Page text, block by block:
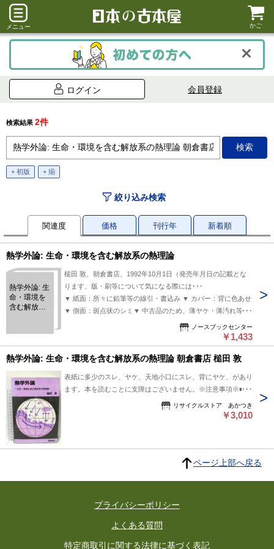
メニュー かご
ログイン 会員登録
検索結果 2件
+ 初版 + 揃
絞り込み検索
関連度 価格 刊行年 新着順
熱学外論: 生命・環境を含む解放系の熱理論
熱学外論: 生
命・環境を
含む解放系
槌田 敦、朝倉書店、1992年10月1日（発売年月日の記載とな
ります、版・刷等について気になる際には･･･
▼ 紙面：所々に鉛筆等の線引・書込み ▼ カバー：背に色あせ
▼ 側面：斑点状のシミ▼ 中古品のため、薄ヤケ・薄汚れ等使
ノースブックセンター
￥1,433
熱学外論: 生命・環境を含む解放系の熱理論 朝倉書店 槌田 敦
表紙に多少のスレ、ヤケ、天地小口にスレ、背にヤケ、があり
ます。本を読むことに支障はございません。※注意事項※■商
品・状態はコンディションガイドラインに基づき、判断・出品
されております。■付録等の付属品がある商品の場合、記載さ
リサイクルストア あかつき
￥3,010
ページ上部へ戻る
プライバシーポリシー
よくある質問
特定商取引に関する法律に基づく表記